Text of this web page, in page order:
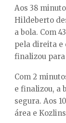
Aos 38
Hildeberto
a bola. Com
pela direita e
finalizou
Com 2
e finalizou, a
segura. Aos
área e